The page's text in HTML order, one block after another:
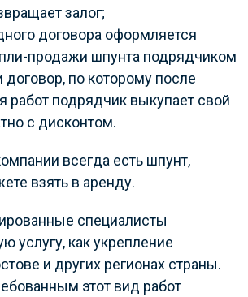
залог;
договора оформляется
продажи шпунта подрядчиком
договор, по которому после
работ подрядчик выкупает свой
с дисконтом.
всегда есть шпунт,
взять в аренду.
специалисты
услугу, как укрепление
и других регионах страны.
этот вид работ